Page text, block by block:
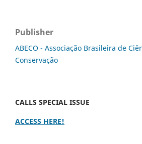
Publisher
ABECO - Associação Brasileira de
Conservação
CALLS SPECIAL ISSUE
ACCESS HERE!